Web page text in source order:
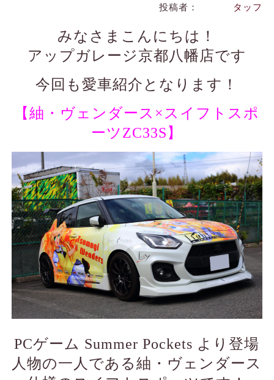
投稿者：
タッフ
みなさまこんにちは！
アップガレージ京都八幡店です
今回も愛車紹介となります！
【紬・ヴェンダース×スイフトスポ
ーツZC33S】
PCゲーム Summer Pockets より登場
人物の一人である紬・ヴェンダース